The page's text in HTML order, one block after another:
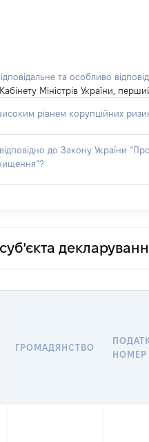
та особливо
Міністрів України,
рівнем корупційних
до Закону України
ГРОМАДЯНСТВО
НОМЕР